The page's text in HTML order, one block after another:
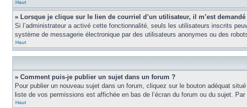
Haut
» Lorsque je clique sur le lien de courriel d’un utilisateur, il m’est
Si l’administrateur a activé cette fonctionnalité, seuls les utilisateurs inscrits
système de messagerie électronique par des utilisateurs anonymes ou des
Haut
» Comment puis-je publier un sujet dans un forum ?
Pour publier un nouveau sujet dans un forum, cliquez sur le bouton adéquat
liste de vos permissions est affichée en bas de l’écran du forum ou du sujet.
Haut